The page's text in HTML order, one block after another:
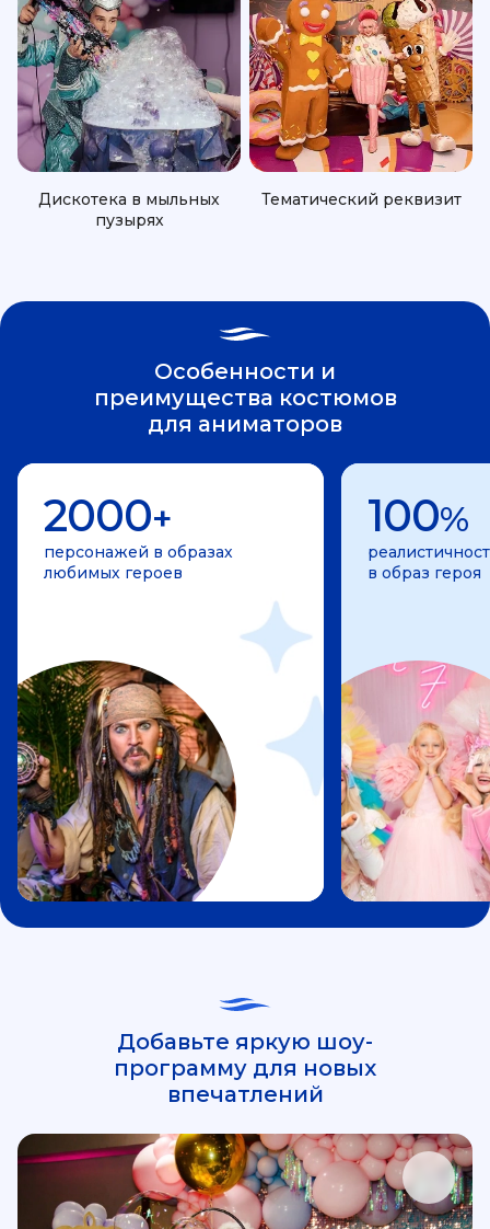
Дискотека в мыльных
пузырях
Тематический реквизит
Особенности и
преимущества костюмов
для аниматоров
2000+
персонажей в образах
любимых героев
100%
в образ героя
Добавьте яркую шоу-
программу для новых
впечатлений